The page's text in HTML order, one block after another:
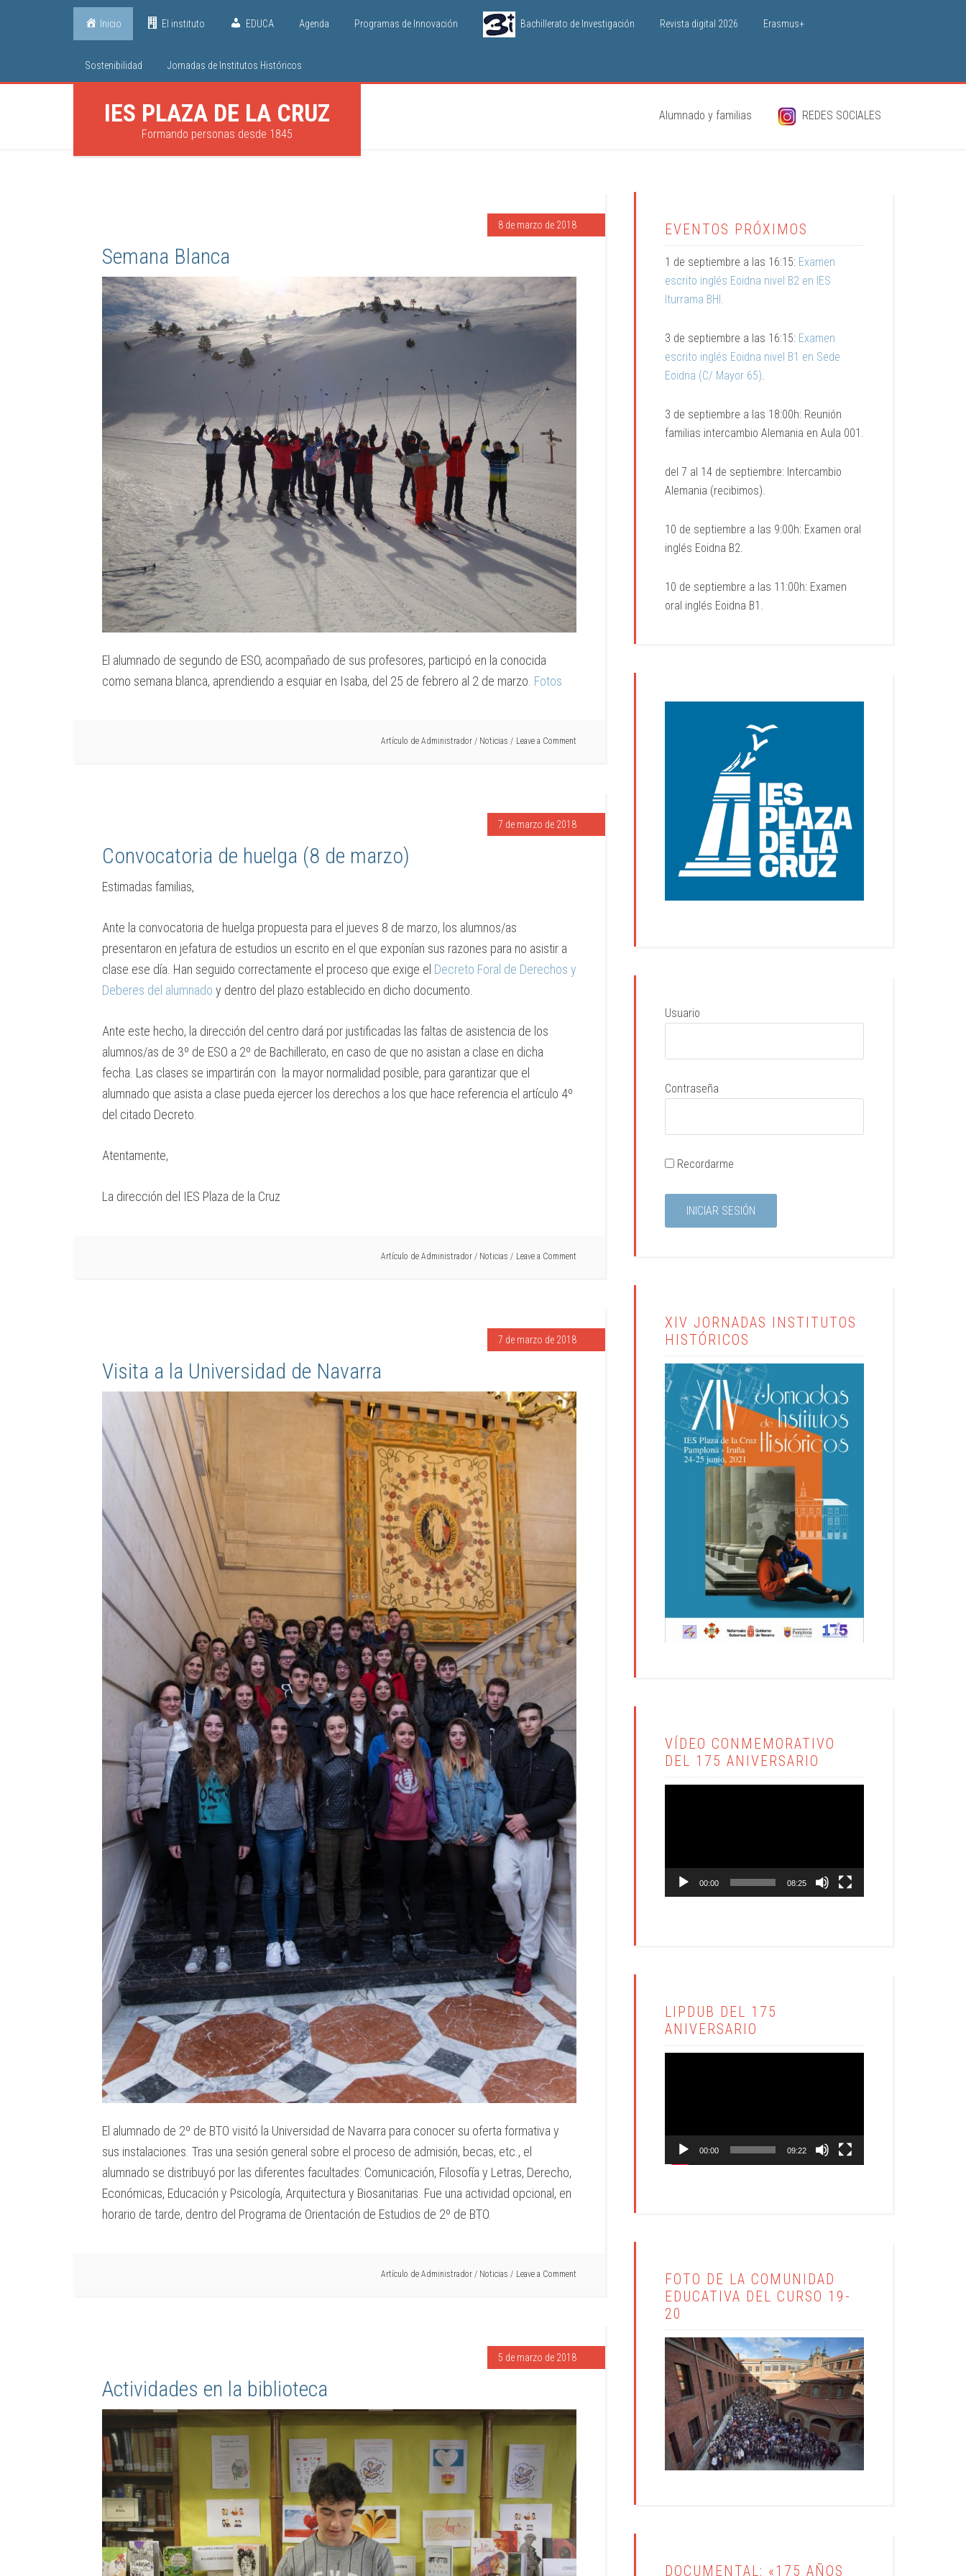
Inicio El instituto EDUCA Agenda Programas de Innovación Bachillerato de Investigación Revista digital 2026 Erasmus+
Sostenibilidad Jornadas de Institutos Históricos
IES PLAZA DE LA CRUZ
Formando personas desde 1845
Alumnado y familias REDES SOCIALES
8 de marzo de 2018
Semana Blanca
El alumnado de segundo de ESO, acompañado de sus profesores, participó en la conocida
como semana blanca, aprendiendo a esquiar en Isaba, del 25 de febrero al 2 de marzo. Fotos
Artículo de Administrador / Noticias Leave a Comment
7 de marzo de 2018
Convocatoria de huelga (8 de marzo)
Estimadas familias,
Ante la convocatoria de huelga propuesta para el jueves 8 de marzo, los alumnos/as
presentaron en jefatura de estudios un escrito en el que exponían sus razones para no asistir a
clase ese día. Han seguido correctamente el proceso que exige el Decreto Foral de Derechos y
Deberes del alumnado y dentro del plazo establecido en dicho documento.
Ante este hecho, la dirección del centro dará por justificadas las faltas de asistencia de los
alumnos/as de 3º de ESO a 2º de Bachillerato, en caso de que no asistan a clase en dicha
fecha. Las clases se impartirán con la mayor normalidad posible, para garantizar que el
alumnado que asista a clase pueda ejercer los derechos a los que hace referencia el artículo 4º
del citado Decreto.
Atentamente,
La dirección del IES Plaza de la Cruz
Artículo de Administrador / Noticias Leave a Comment
7 de marzo de 2018
Visita a la Universidad de Navarra
El alumnado de 2º de BTO visitó la Universidad de Navarra para conocer su oferta formativa y
sus instalaciones. Tras una sesión general sobre el proceso de admisión, becas, etc., el
alumnado se distribuyó por las diferentes facultades: Comunicación, Filosofía y Letras, Derecho,
Económicas, Educación y Psicología, Arquitectura y Biosanitarias. Fue una actividad opcional, en
horario de tarde, dentro del Programa de Orientación de Estudios de 2º de BTO.
Artículo de Administrador / Noticias Leave a Comment
5 de marzo de 2018
Actividades en la biblioteca
EVENTOS PRÓXIMOS
1 de septiembre a las 16:15: Examen
escrito inglés Eoidna nivel B2 en IES
Iturrama BHI.
3 de septiembre a las 16:15: Examen
escrito inglés Eoidna nivel B1 en Sede
Eoidna (C/ Mayor 65).
3 de septiembre a las 18:00h: Reunión
familias intercambio Alemania en Aula 001.
del 7 al 14 de septiembre: Intercambio
Alemania (recibimos).
10 de septiembre a las 9:00h: Examen oral
inglés Eoidna B2.
10 de septiembre a las 11:00h: Examen
oral inglés Eoidna B1.
Usuario
Contraseña
Recordarme
XIV JORNADAS INSTITUTOS
HISTÓRICOS
VÍDEO CONMEMORATIVO
DEL 175 ANIVERSARIO
00:00 08:25
LIPDUB DEL 175
ANIVERSARIO
00:00 09:22
FOTO DE LA COMUNIDAD
EDUCATIVA DEL CURSO 19-
20
DOCUMENTAL: «175 AÑOS